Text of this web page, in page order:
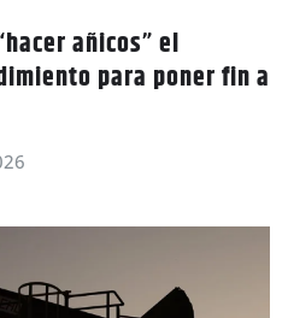
añicos” el
para poner fin a